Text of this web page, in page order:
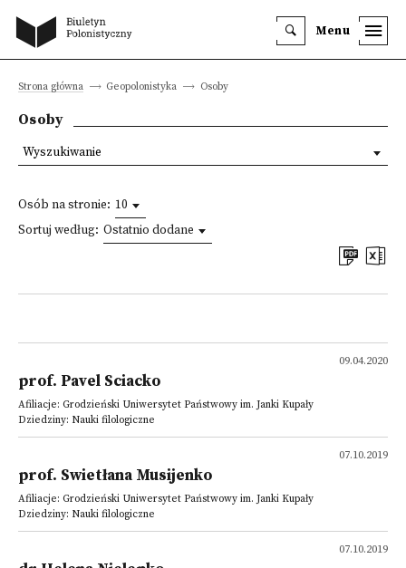
Menu
Strona główna Geopolonistyka Osoby
Osoby
Osób na stronie: 10
Sortuj według: Ostatnio dodane
09.04.2020
prof. Pavel Sciacko
Afiliacje: Grodzieński Uniwersytet Państwowy im. Janki Kupały
Dziedziny: Nauki filologiczne
07.10.2019
prof. Swietłana Musijenko
Afiliacje: Grodzieński Uniwersytet Państwowy im. Janki Kupały
Dziedziny: Nauki filologiczne
07.10.2019
Wyszukiwanie